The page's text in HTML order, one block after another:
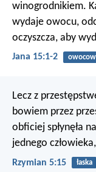
winogrodnikiem.
wydaje owocu,
oczyszcza, aby
Jana 15:1-2
Lecz z
bowiem przez
obficiej spłynęła
jednego
Rzymian 5:15 łaska